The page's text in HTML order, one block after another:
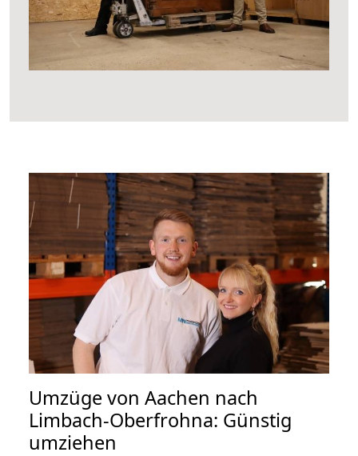
Umzüge von Aachen nach
Limbach-Oberfrohna: Günstig
umziehen